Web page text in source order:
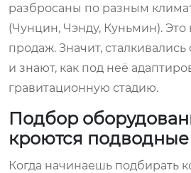
разбросаны по разным
(Чунцин, Чэнду, Куньмин).
продаж. Значит,
и знают, как под неё
гравитационную стадию.
Подбор
кроются
Когда начинаешь подбирать